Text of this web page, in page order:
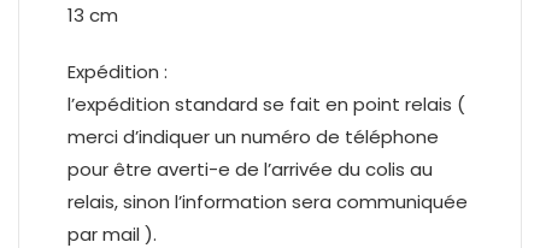
13 cm
Expédition :
l’expédition standard se fait en point relais (
merci d’indiquer un numéro de téléphone
pour être averti-e de l’arrivée du colis au
relais, sinon l’information sera communiquée
par mail ).